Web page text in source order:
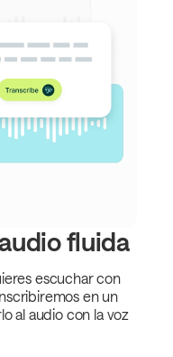
fluida
escuchar con
en un
al audio con la voz